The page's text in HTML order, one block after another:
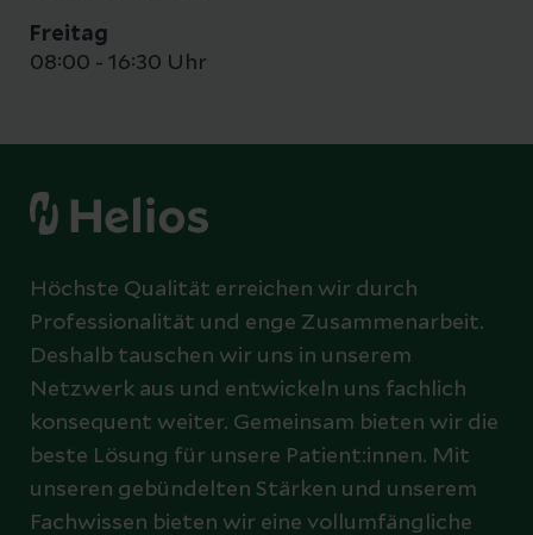
Freitag
08:00 - 16:30 Uhr
Höchste Qualität erreichen wir durch
Professionalität und enge Zusammenarbeit.
Deshalb tauschen wir uns in unserem
Netzwerk aus und entwickeln uns fachlich
konsequent weiter. Gemeinsam bieten wir die
beste Lösung für unsere Patient:innen. Mit
unseren gebündelten Stärken und unserem
Fachwissen bieten wir eine vollumfängliche